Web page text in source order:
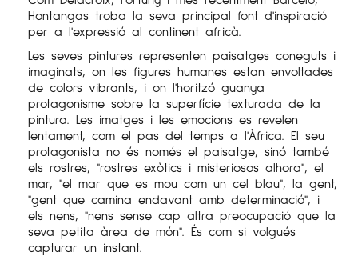
Hontangas troba la seva principal font d'inspiració
per a l'expressió al continent africà.
Les seves pintures representen paisatges coneguts i
imaginats, on les figures humanes estan envoltades
de colors vibrants, i on l'horitzó guanya
protagonisme sobre la superfície texturada de la
pintura. Les imatges i les emocions es revelen
lentament, com el pas del temps a l'Àfrica. El seu
protagonista no és només el paisatge, sinó també
els rostres, "rostres exòtics i misteriosos alhora", el
mar, "el mar que es mou com un cel blau", la gent,
"gent que camina endavant amb determinació", i
els nens, "nens sense cap altra preocupació que la
seva petita àrea de món". És com si volgués
capturar un instant.